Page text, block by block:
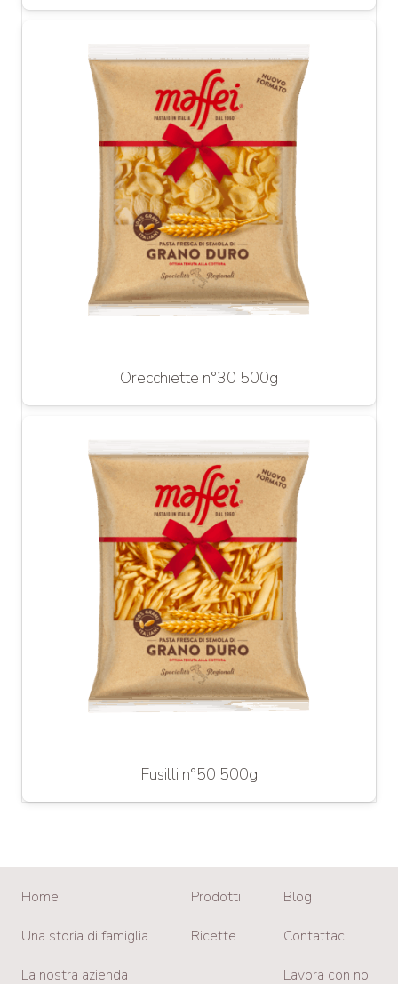
Orecchiette n°30 500g
Fusilli n°50 500g
Home
Una storia di famiglia
La nostra azienda
Prodotti
Ricette
Blog
Contattaci
Lavora con noi